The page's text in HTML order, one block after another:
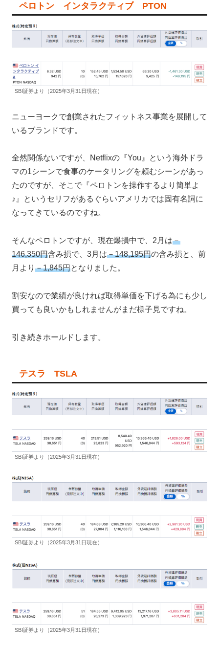
ペロトン インタラクティブ PTON
SBI証券より（2025年3月31日現在）
ニューヨークで創業されたフィットネス事業を展開して
いるブランドです。
全然関係ないですが、Netflixの『You』という海外ドラ
マの1シーンで食事のケータリングを頼むシーンがあっ
たのですが、そこで『ペロトンを操作するより簡単よ
♪』というセリフがあるぐらいアメリカでは固有名詞に
なってきているのですね。
そんなペロトンですが、現在爆損中で、2月は－
146,350円含み損で、3月は－148,195円の含み損と、前
月より －1,845円となりました。
割安なので業績が良ければ取得単価を下げる為にも少し
買っても良いかもしれませんがまだ様子見ですね。
引き続きホールドします。
テスラ TSLA
SBI証券より（2025年3月31日現在）
SBI証券より（2025年3月31日現在）
SBI証券より（2025年3月31日現在）